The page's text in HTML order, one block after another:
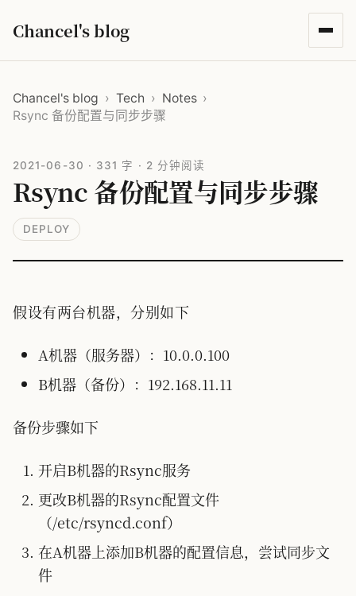
Chancel's blog
Chancel's blog › Tech › Notes ›
Rsync 备份配置与同步步骤
2021-06-30 · 331 字 · 2 分钟阅读
Rsync 备份配置与同步步骤
DEPLOY
假设有两台机器，分别如下
A机器（服务器）：10.0.0.100
B机器（备份）：192.168.11.11
备份步骤如下
开启B机器的Rsync服务
更改B机器的Rsync配置文件
（/etc/rsyncd.conf）
在A机器上添加B机器的配置信息，尝试同步文
件